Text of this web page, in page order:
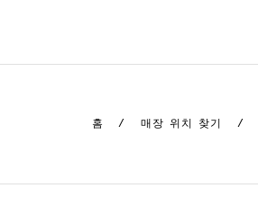
홈 / 매장 위치 찾기 /